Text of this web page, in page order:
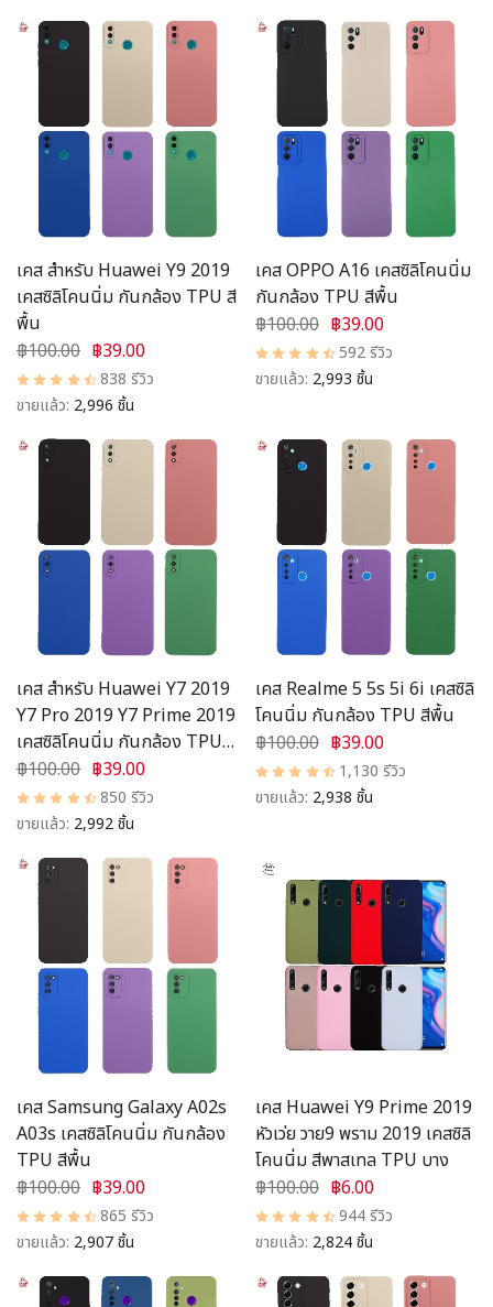
เคส สำหรับ Huawei Y9 2019
เคสซิลิโคนนิ่ม กันกล้อง TPU สี
พื้น
฿100.00 ฿39.00
838 รีวิว
ขายแล้ว: 2,996 ชิ้น
เคส OPPO A16 เคสซิลิโคนนิ่ม
กันกล้อง TPU สีพื้น
฿100.00 ฿39.00
592 รีวิว
ขายแล้ว: 2,993 ชิ้น
เคส สำหรับ Huawei Y7 2019
Y7 Pro 2019 Y7 Prime 2019
เคสซิลิโคนนิ่ม กันกล้อง TPU สี
พื้น
฿100.00 ฿39.00
850 รีวิว
ขายแล้ว: 2,992 ชิ้น
เคส Realme 5 5s 5i 6i เคสซิลิ
โคนนิ่ม กันกล้อง TPU สีพื้น
฿100.00 ฿39.00
1,130 รีวิว
ขายแล้ว: 2,938 ชิ้น
เคส Samsung Galaxy A02s
A03s เคสซิลิโคนนิ่ม กันกล้อง
TPU สีพื้น
฿100.00 ฿39.00
865 รีวิว
ขายแล้ว: 2,907 ชิ้น
เคส Huawei Y9 Prime 2019
หัวเว่ย วาย9 พราม 2019 เคสซิลิ
โคนนิ่ม สีพาสเทล TPU บาง
฿100.00 ฿6.00
944 รีวิว
ขายแล้ว: 2,824 ชิ้น